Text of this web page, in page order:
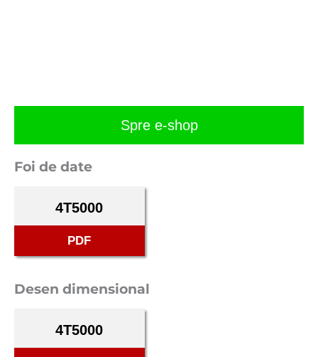
Spre e-shop
Foi de date
4T5000
PDF
Desen dimensional
4T5000